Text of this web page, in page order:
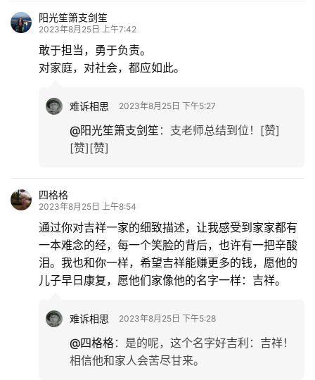
专
阳光笙箫支剑笙
2023年8月25日 上午7:42
敢于担当，勇于负责。
对家庭，对社会，都应如此。
难诉相思 2023年8月25日 下午5:27
@阳光笙箫支剑笙 ： 支老师总结到位！[赞]
[赞][赞]
四格格
2023年8月25日 上午8:54
通过你对吉祥一家的细致描述，让我感受到家家都有
一本难念的经，每一个笑脸的背后，也许有一把辛酸
泪。我也和你一样，希望吉祥能赚更多的钱，愿他的
儿子早日康复，愿他们家像他的名字一样：吉祥。
难诉相思 2023年8月25日 下午5:28
@四格格： 是的呢，这个名字好吉利：吉祥！
相信他和家人会苦尽甘来。